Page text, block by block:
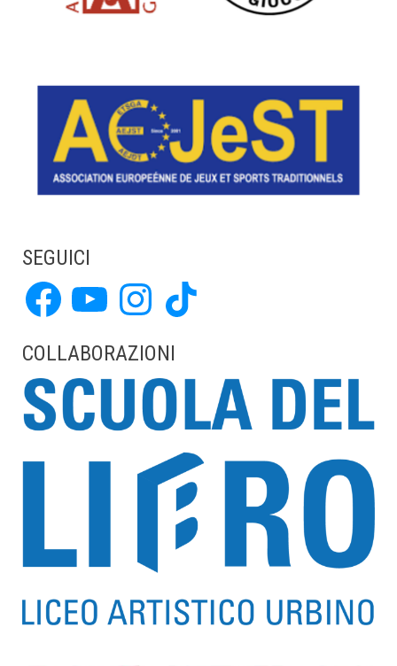
SEGUICI
FacebookYouTube Instagram TikTok
COLLABORAZIONI